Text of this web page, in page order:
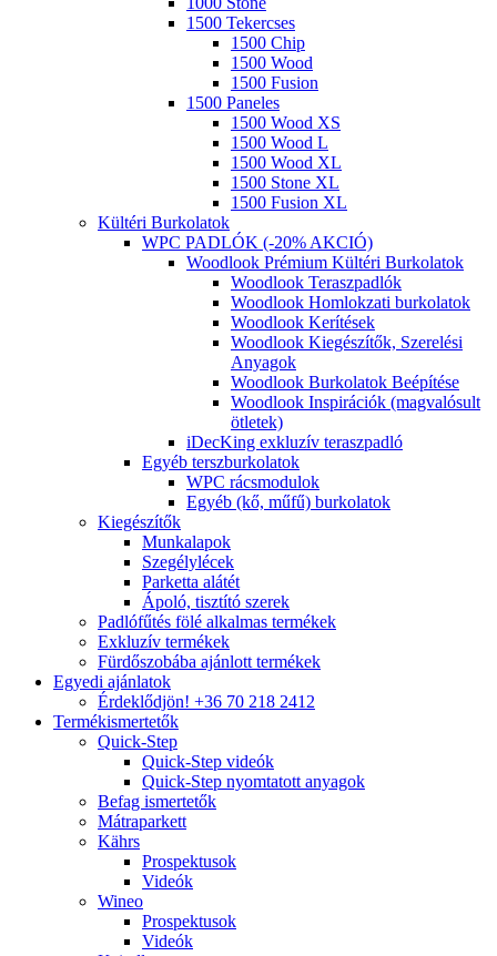
1500 Tekercses
1500 Chip
1500 Wood
1500 Fusion
1500 Paneles
1500 Wood XS
1500 Wood L
1500 Wood XL
1500 Stone XL
1500 Fusion XL
Kültéri Burkolatok
WPC PADLÓK (-20% AKCIÓ)
Woodlook Prémium Kültéri Burkolatok
Woodlook Teraszpadlók
Woodlook Homlokzati burkolatok
Woodlook Kerítések
Woodlook Kiegészítők, Szerelési
Anyagok
Woodlook Burkolatok Beépítése
Woodlook Inspirációk (magvalósult
ötletek)
iDecKing exkluzív teraszpadló
Egyéb terszburkolatok
WPC rácsmodulok
Egyéb (kő, műfű) burkolatok
Kiegészítők
Munkalapok
Szegélylécek
Parketta alátét
Ápoló, tisztító szerek
Padlófűtés fölé alkalmas termékek
Exkluzív termékek
Fürdőszobába ajánlott termékek
Egyedi ajánlatok
Érdeklődjön! +36 70 218 2412
Termékismertetők
Quick-Step
Quick-Step videók
Quick-Step nyomtatott anyagok
Befag ismertetők
Mátraparkett
Kährs
Prospektusok
Videók
Wineo
Prospektusok
Videók